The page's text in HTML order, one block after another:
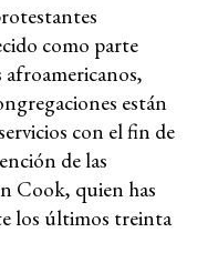
como parte
están
con el fin de
de las
Cook, quien has
los últimos treinta